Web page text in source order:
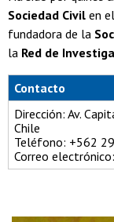
Sociedad Civil en
fundadora de la
la Red de
Contacto
Dirección: Av.
Chile
Teléfono: +562
Correo electrónico: